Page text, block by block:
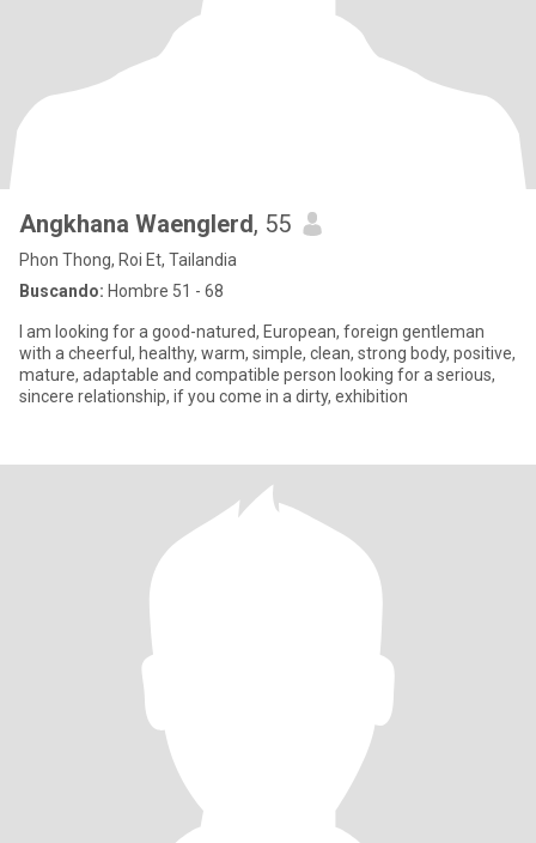
Angkhana Waenglerd, 55
Phon Thong, Roi Et, Tailandia
Buscando: Hombre 51 - 68
I am looking for a good-natured, European, foreign gentleman
with a cheerful, healthy, warm, simple, clean, strong body, positive,
mature, adaptable and compatible person looking for a serious,
sincere relationship, if you come in a dirty, exhibition